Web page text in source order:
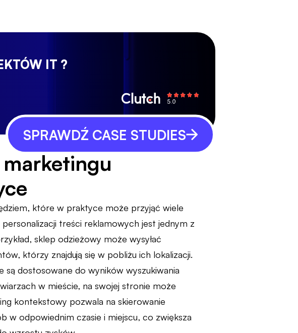
IT ?
SPRAWDŹ CASE STUDIES
marketingu
które w praktyce może przyjąć wiele
treści reklamowych jest jednym z
sklep odzieżowy może wysyłać
którzy znajdują się w pobliżu ich lokalizacji.
dostosowane do wyników wyszukiwania
w mieście, na swojej stronie może
kontekstowy pozwala na skierowanie
odpowiednim czasie i miejscu, co zwiększa